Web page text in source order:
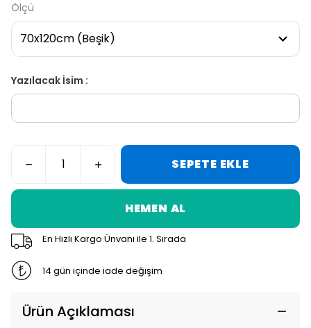
Ölçü
Yazılacak İsim :
SEPETE EKLE
HEMEN AL
En Hızlı Kargo Ünvanı ile 1. Sırada
14 gün içinde iade değişim
Ürün Açıklaması